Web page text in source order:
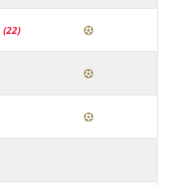
(22)